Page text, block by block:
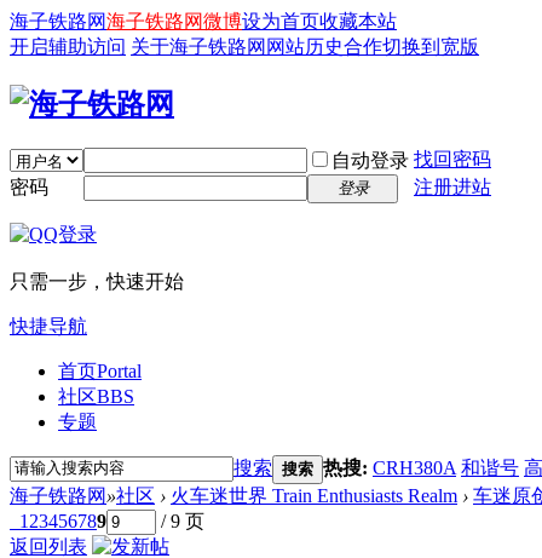
海子铁路网海子铁路网微博设为首页收藏本站
开启辅助访问 关于海子铁路网 网站历史合作切换到宽版
自动登录 找回密码
密码
登录 注册进站
只需一步，快速开始
快捷导航
首页Portal
社区BBS
专题
搜索 搜索 热搜: CRH380A 和谐号
海子铁路网 »社区 › 火车迷世界 Train Enthusiasts Realm › 车迷原
1 23456789
/ 9 页
返回列表